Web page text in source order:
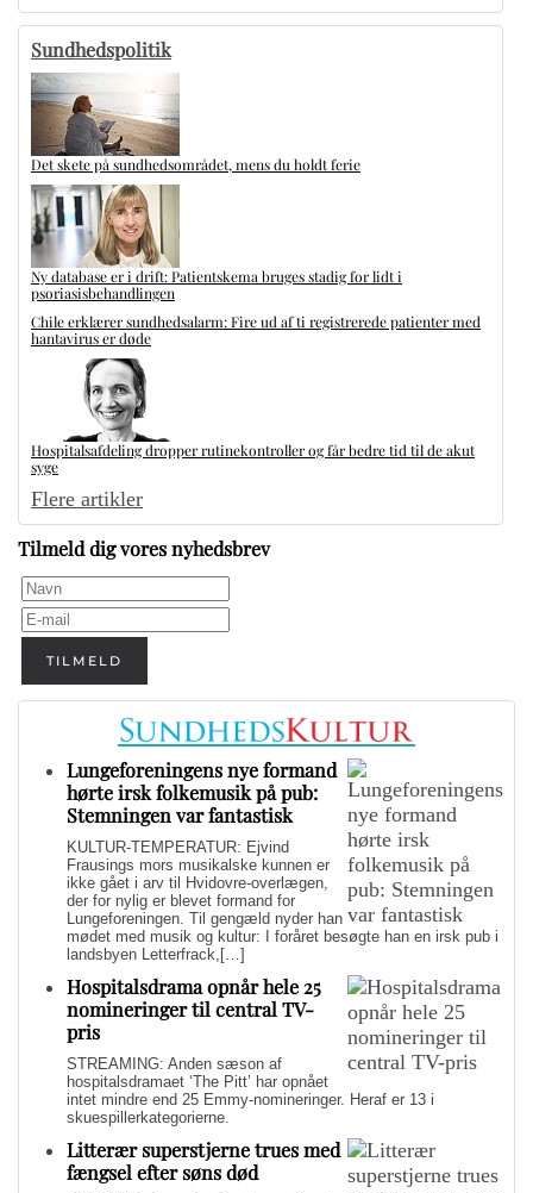
Sundhedspolitik
Det skete på sundhedsområdet, mens du holdt ferie
Ny database er i drift: Patientskema bruges stadig for lidt i
psoriasisbehandlingen
Chile erklærer sundhedsalarm: Fire ud af ti registrerede patienter med
hantavirus er døde
Hospitalsafdeling dropper rutinekontroller og får bedre tid til de akut
syge
Flere artikler
Tilmeld dig vores nyhedsbrev
TILMELD
Lungeforeningens nye formand
hørte irsk folkemusik på pub:
Stemningen var fantastisk
KULTUR-TEMPERATUR: Ejvind
Frausings mors musikalske kunnen er
ikke gået i arv til Hvidovre-overlægen,
der for nylig er blevet formand for
Lungeforeningen. Til gengæld nyder han
mødet med musik og kultur: I foråret besøgte han en irsk pub i
landsbyen Letterfrack,[…]
Hospitalsdrama opnår hele 25
nomineringer til central TV-
pris
STREAMING: Anden sæson af
hospitalsdramaet ‘The Pitt’ har opnået
intet mindre end 25 Emmy-nomineringer. Heraf er 13 i
skuespillerkategorierne.
Litterær superstjerne trues med
fængsel efter søns død